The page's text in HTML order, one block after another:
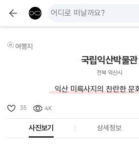
여행지
국립익산박물관
전북 익산시
익산 미륵사지의 찬란한 문
35 4K
사진보기 상세정보